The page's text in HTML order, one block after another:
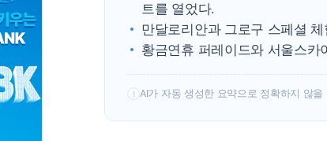
트를 열었다.
만달로리안과 그로구 스페셜
황금연휴 퍼레이드와 서울스
! AI가 자동 생성한 요약으로 정확하지 않을